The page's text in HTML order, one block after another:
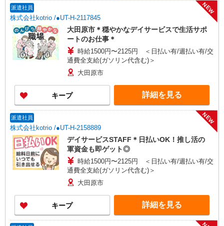
派遣社員
株式会社kotrio /●UT-H-2117845
NEW
大田原市＊穏やかなデイサービスで生活サポ
ートのお仕事＊
時給1500円〜2125円 ＜日払い有/週払い有/交
通費全支給(ガソリン代含む)＞
大田原市
キープ 詳細を見る
派遣社員
株式会社kotrio /●UT-H-2158889
NEW
デイサービスSTAFF＊日払いOK！推し活の
軍資金も即ゲット◎
時給1500円〜2125円 ＜日払い有/週払い有/交
通費全支給(ガソリン代含む)＞
大田原市
キープ 詳細を見る